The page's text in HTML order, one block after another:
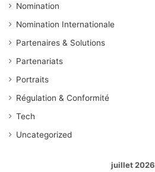
Nomination
Nomination Internationale
Partenaires & Solutions
Partenariats
Portraits
Régulation & Conformité
Tech
Uncategorized
juillet 2026